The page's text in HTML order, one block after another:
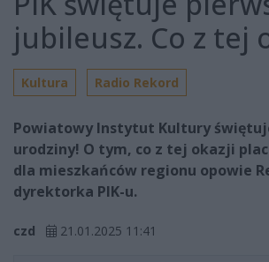
jubileusz. Co z tej
Kultura Radio Rekord
Powiatowy Instytut Kultury
urodziny! O tym, co z tej okazji
dla mieszkańców regionu opowie
dyrektorka PIK-u.
czd 21.01.2025 11:41